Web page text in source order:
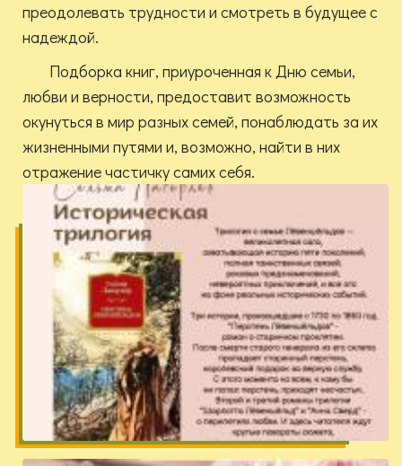
преодолевать трудности и смотреть в будущее с
надеждой.
Подборка книг, приуроченная к Дню семьи,
любви и верности, предоставит возможность
окунуться в мир разных семей, понаблюдать за их
жизненными путями и, возможно, найти в них
отражение частичку самих себя.